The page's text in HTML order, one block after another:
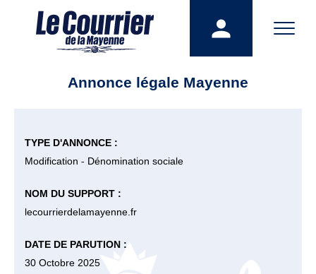
Annonce légale Mayenne
TYPE D'ANNONCE :
Modification - Dénomination sociale
NOM DU SUPPORT :
lecourrierdelamayenne.fr
DATE DE PARUTION :
30 Octobre 2025